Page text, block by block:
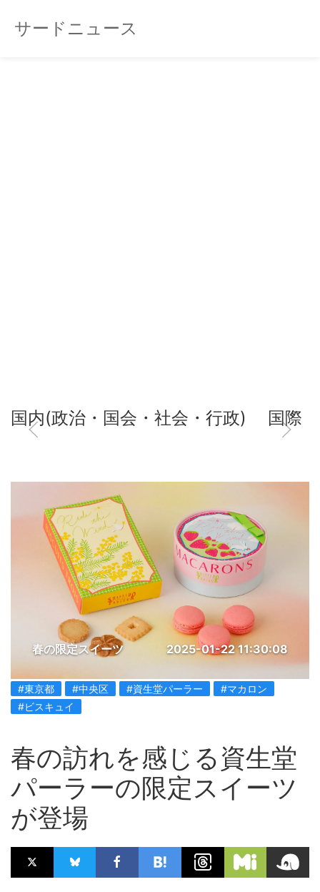
サードニュース
国内(政治・国会・社会・行政) 国際
春の限定スイーツ 2025-01-22 11:30:08
#東京都 #中央区 #資生堂パーラー
#マカロン
#ビスキュイ
春の訪れを感じる資生堂
パーラーの限定スイーツ
が登場